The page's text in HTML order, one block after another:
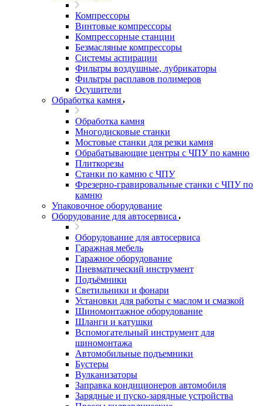
Компрессоры
Винтовые компрессоры
Компрессорные станции
Безмасляные компрессоры
Системы аспирации
Фильтры воздушные, лубрикаторы
Фильтры расплавов полимеров
Осушители
Обработка камня
Обработка камня
Многодисковые станки
Мостовые станки для резки камня
Обрабатывающие центры с ЧПУ по камню
Плиткорезы
Станки по камню с ЧПУ
Фрезерно-гравировальные станки с ЧПУ по
камню
Упаковочное оборудование
Оборудование для автосервиса
Оборудование для автосервиса
Гаражная мебель
Гаражное оборудование
Пневматический инструмент
Подъёмники
Светильники и фонари
Установки для работы с маслом и смазкой
Шиномонтажное оборудование
Шланги и катушки
Вспомогательный инструмент для
шиномонтажа
Автомобильные подъемники
Бустеры
Вулканизаторы
Заправка кондиционеров автомобиля
Зарядные и пуско-зарядные устройства